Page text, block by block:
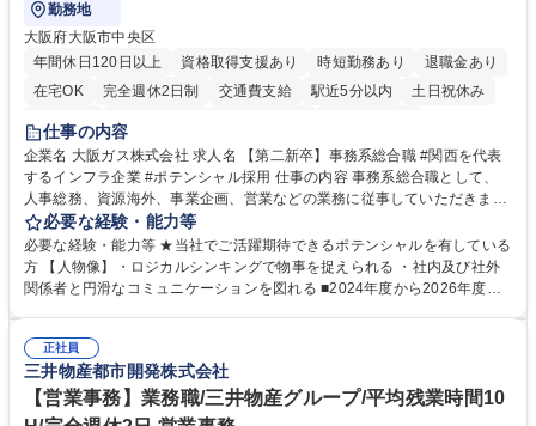
勤務地
大阪府大阪市中央区
年間休日120日以上
資格取得支援あり 時短勤務あり
退職金あり
在宅OK
完全週休2日制 交通費支給 駅近5分以内
土日祝休み
服装自由
第二新卒歓迎
仕事の内容
企業名 大阪ガス株式会社 求人名 【第二新卒】事務系総合職 #関西を代表
するインフラ企業 #ポテンシャル採用 仕事の内容 事務系総合職として、
人事総務、資源海外、事業企画、営業などの業務に従事していただきま
す。 【業務内容の一例】■所属事業部の勤労業務 ■海外に関係する各種業
務 ■営業部門の企画スタッフ、ルート営業 【キャリアパス】入社後の配属
ポジションで一定期間ご活躍頂いた後、本人の適性及び将来のキャリアを
鑑みてジョブローテーションを行います。 【育成】OJTでの現場育成や研
表するインフラ企業 #ポテンシャル採用
必要な経験・能力等
必要な経験・能力等 ★当社でご活躍期待できるポテンシャルを有している
方 【人物像】・ロジカルシンキングで物事を捉えられる ・社内及び社外
関係者と円滑なコミュニケーションを図れる ■2024年度から2026年度ま
72.html ■エネルギーセキュリティの不安定化や気候変動による自然災害の
甚大化など、これまで以上に社会課題解決の重要性が高まっています。
「未来の日常」の創造に向けて持続可能な社会の実現に貢献してまいりま
す。 学歴・資格 学歴：大学院 大学 語学力： 資格：
正社員
三井物産都市開発株式会社
【営業事務】業務職/三井物産グループ/平均残業時間10